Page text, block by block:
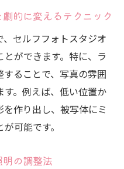
的に変えるテクニック
セルフフォトスタジオ
ができます。特に、ラ
ることで、写真の雰囲
。例えば、低い位置か
作り出し、被写体にミ
可能です。
の調整法